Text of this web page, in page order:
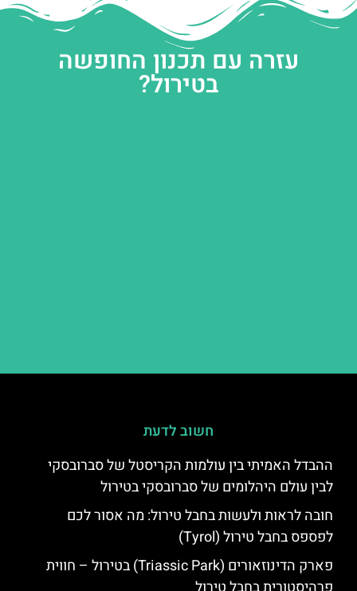
עזרה עם תכנון החופשה
בטירול?
חשוב לדעת
ההבדל האמיתי בין עולמות הקריסטל של סברובסקי
לבין עולם היהלומים של סברובסקי בטירול
חובה לראות ולעשות בחבל טירול: מה אסור לכם
לפספס בחבל טירול (Tyrol)
פארק הדינוזאורים (Triassic Park) בטירול – חווית